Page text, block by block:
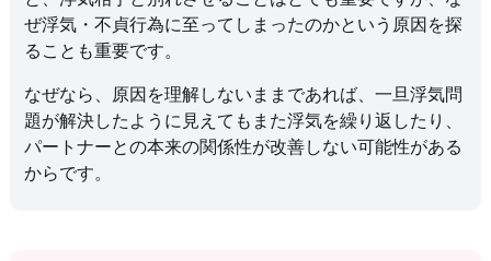
ぜ浮気・不貞行為に至ってしまったのかという原因を探
ることも重要です。
なぜなら、原因を理解しないままであれば、一旦浮気問
題が解決したように見えてもまた浮気を繰り返したり、
パートナーとの本来の関係性が改善しない可能性がある
からです。